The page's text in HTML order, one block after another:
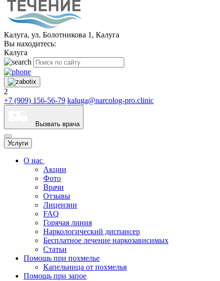
Калуга, ул. Болотникова 1, Калуга
Вы находитесь:
Калуга
2
+7 (909) 156-56-79 kaluga@narcolog-pro.clinic
Вызвать врача
Услуги
О нас
Акции
Фото
Врачи
Отзывы
Лицензии
FAQ
Горячая линия
Наркологический диспансер
Бесплатное лечение наркозависимых
Статьи
Помощь при похмелье
Капельница от похмелья
Помощь при запое